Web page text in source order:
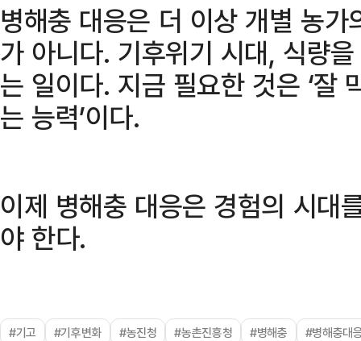
병해충 대응은 더 이상 개별 농
가 아니다. 기후위기 시대, 식량
는 일이다. 지금 필요한 것은 ‘잘
는 능력’이다.
이제 병해충 대응은 경험의 시대
야 한다.
#기고 #기후변화 #농진청 #농촌진흥청 #병해충 #병해충대